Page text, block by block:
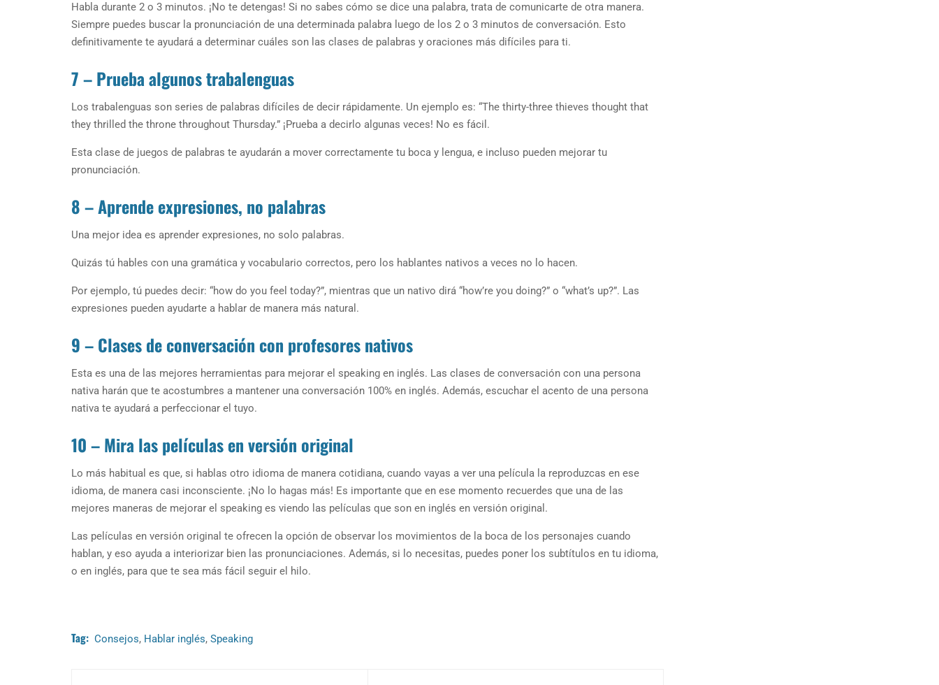
Habla durante 2 o 3 minutos. ¡No te detengas! Si no sabes cómo se dice una palabra, trata de comunicarte de otra manera.
Siempre puedes buscar la pronunciación de una determinada palabra luego de los 2 o 3 minutos de conversación. Esto
definitivamente te ayudará a determinar cuáles son las clases de palabras y oraciones más difíciles para ti.
7 – Prueba algunos trabalenguas
Los trabalenguas son series de palabras difíciles de decir rápidamente. Un ejemplo es: “The thirty-three thieves thought that
they thrilled the throne throughout Thursday.” ¡Prueba a decirlo algunas veces! No es fácil.
Esta clase de juegos de palabras te ayudarán a mover correctamente tu boca y lengua, e incluso pueden mejorar tu
pronunciación.
8 – Aprende expresiones, no palabras
Una mejor idea es aprender expresiones, no solo palabras.
Quizás tú hables con una gramática y vocabulario correctos, pero los hablantes nativos a veces no lo hacen.
Por ejemplo, tú puedes decir: “how do you feel today?”, mientras que un nativo dirá “how’re you doing?” o “what’s up?”. Las
expresiones pueden ayudarte a hablar de manera más natural.
9 – Clases de conversación con profesores nativos
Esta es una de las mejores herramientas para mejorar el speaking en inglés. Las clases de conversación con una persona
nativa harán que te acostumbres a mantener una conversación 100% en inglés. Además, escuchar el acento de una persona
nativa te ayudará a perfeccionar el tuyo.
10 – Mira las películas en versión original
Lo más habitual es que, si hablas otro idioma de manera cotidiana, cuando vayas a ver una película la reproduzcas en ese
idioma, de manera casi inconsciente. ¡No lo hagas más! Es importante que en ese momento recuerdes que una de las
mejores maneras de mejorar el speaking es viendo las películas que son en inglés en versión original.
Las películas en versión original te ofrecen la opción de observar los movimientos de la boca de los personajes cuando
hablan, y eso ayuda a interiorizar bien las pronunciaciones. Además, si lo necesitas, puedes poner los subtítulos en tu idioma,
o en inglés, para que te sea más fácil seguir el hilo.
Tag: Consejos, Hablar inglés, Speaking